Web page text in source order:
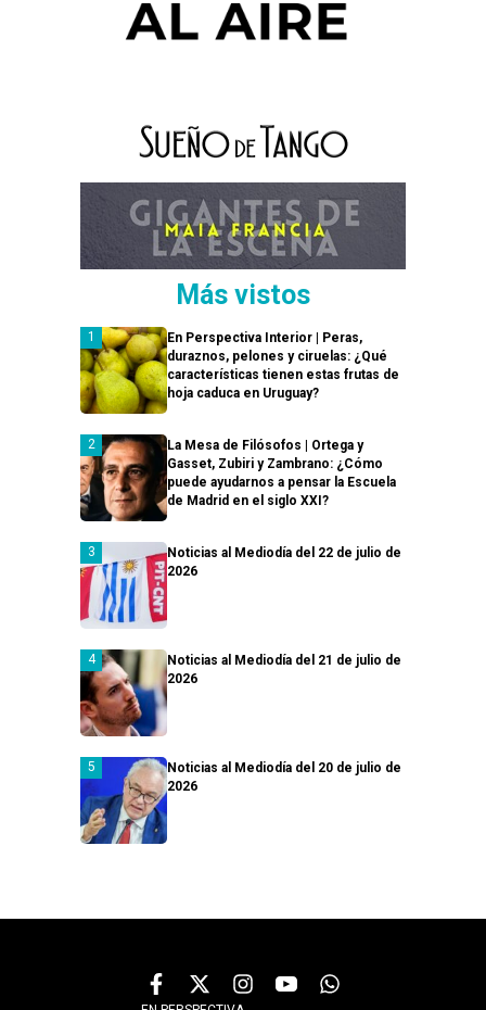
Más vistos
En Perspectiva Interior | Peras,
duraznos, pelones y ciruelas: ¿Qué
características tienen estas frutas de
hoja caduca en Uruguay?
La Mesa de Filósofos | Ortega y
Gasset, Zubiri y Zambrano: ¿Cómo
puede ayudarnos a pensar la Escuela
de Madrid en el siglo XXI?
Noticias al Mediodía del 22 de julio de
2026
Noticias al Mediodía del 21 de julio de
2026
Noticias al Mediodía del 20 de julio de
2026